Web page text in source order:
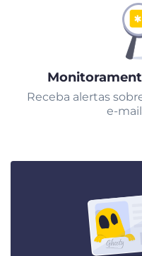
Receba alertas
e-